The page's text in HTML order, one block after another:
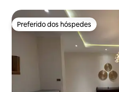
Preferido dos hóspedes
Preferido dos hóspedes